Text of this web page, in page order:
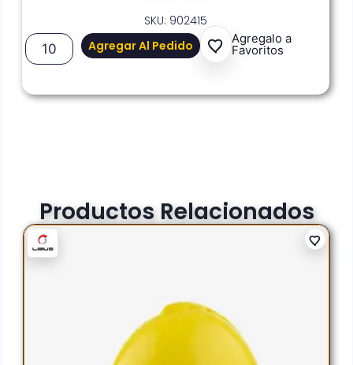
SKU: 902415
Agregar Al Pedido
Agregalo a
Favoritos
Productos Relacionados